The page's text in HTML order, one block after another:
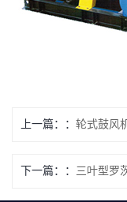
上一篇： 轮式鼓风
下一篇： 三叶型罗